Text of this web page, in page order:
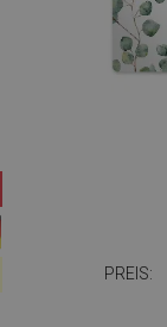
PREIS: